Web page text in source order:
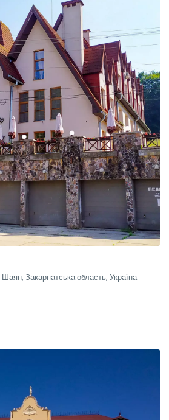
Закарпатська область, Україна